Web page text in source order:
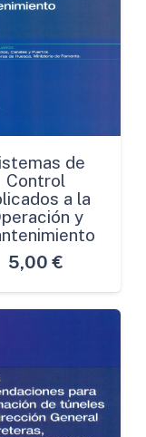
de
Control
a la
y
5,00 €